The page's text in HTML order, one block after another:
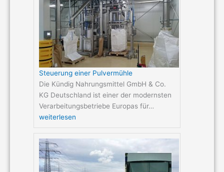
Steuerung einer Pulvermühle
Die Kündig Nahrungsmittel GmbH & Co.
KG Deutschland ist einer der modernsten
Verarbeitungsbetriebe Europas für…
weiterlesen